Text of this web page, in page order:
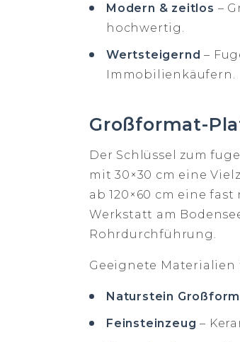
Modern & zeitlos –
hochwertig.
Wertsteigernd –
Immobilienkäufern.
Großformat-
Der Schlüssel zum
mit 30×30 cm eine
ab 120×60 cm eine
Werkstatt am
Rohrdurchführung.
Geeignete Materialien
Naturstein
Feinsteinzeug –